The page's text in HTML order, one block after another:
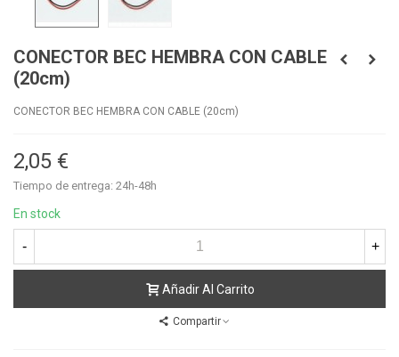
CONECTOR BEC HEMBRA CON CABLE
(20cm)
CONECTOR BEC HEMBRA CON CABLE (20cm)
2,05 €
Tiempo de entrega: 24h-48h
En stock
- +
Añadir Al Carrito
Compartir